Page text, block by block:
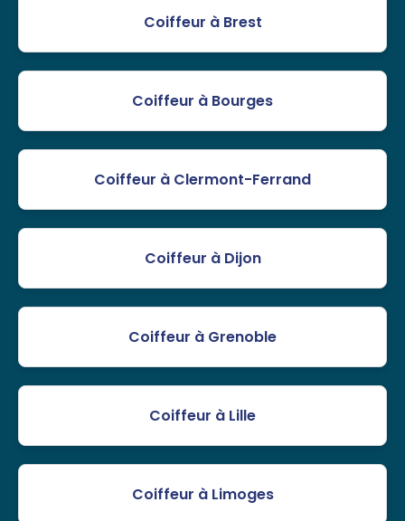
Coiffeur à Brest
Coiffeur à Bourges
Coiffeur à Clermont-Ferrand
Coiffeur à Dijon
Coiffeur à Grenoble
Coiffeur à Lille
Coiffeur à Limoges